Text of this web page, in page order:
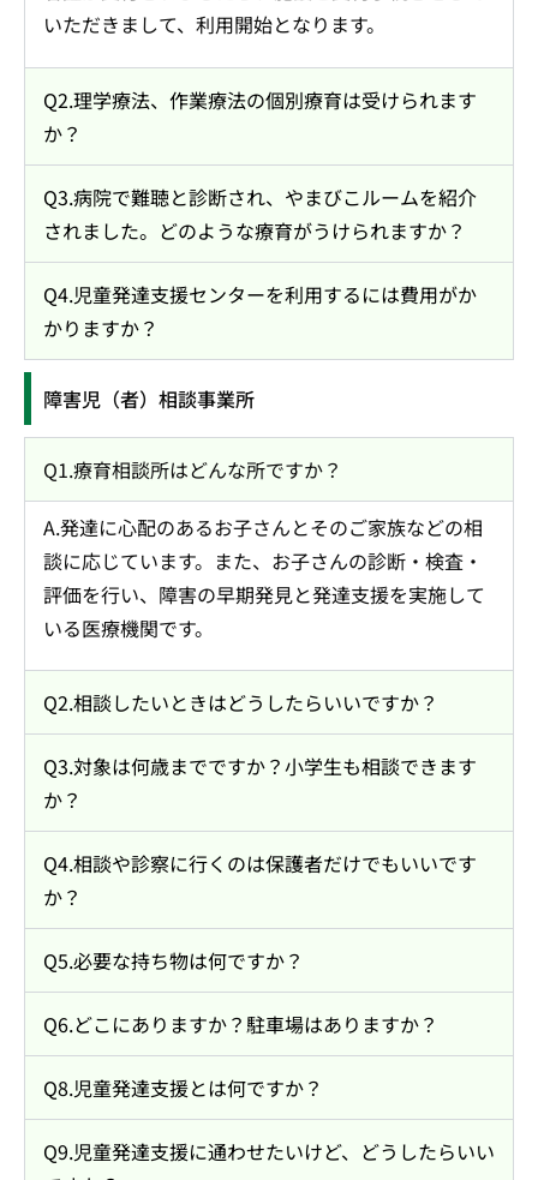
いただきまして、利用開始となります。
Q2.理学療法、作業療法の個別療育は受けられます
か？
Q3.病院で難聴と診断され、やまびこルームを紹介
されました。どのような療育がうけられますか？
Q4.児童発達支援センターを利用するには費用がか
かりますか？
障害児（者）相談事業所
Q1.療育相談所はどんな所ですか？
A.発達に心配のあるお子さんとそのご家族などの相
談に応じています。また、お子さんの診断・検査・
評価を行い、障害の早期発見と発達支援を実施して
いる医療機関です。
Q2.相談したいときはどうしたらいいですか？
Q3.対象は何歳までですか？小学生も相談できます
か？
Q4.相談や診察に行くのは保護者だけでもいいです
か？
Q5.必要な持ち物は何ですか？
Q6.どこにありますか？駐車場はありますか？
Q8.児童発達支援とは何ですか？
Q9.児童発達支援に通わせたいけど、どうしたらいい